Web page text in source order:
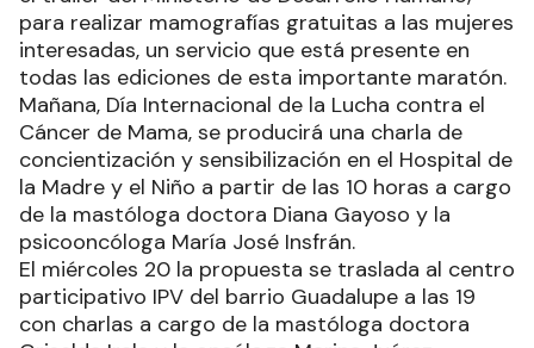
para realizar mamografías gratuitas a las mujeres
interesadas, un servicio que está presente en
todas las ediciones de esta importante maratón.
Mañana, Día Internacional de la Lucha contra el
Cáncer de Mama, se producirá una charla de
concientización y sensibilización en el Hospital de
la Madre y el Niño a partir de las 10 horas a cargo
de la mastóloga doctora Diana Gayoso y la
psicooncóloga María José Insfrán.
El miércoles 20 la propuesta se traslada al centro
participativo IPV del barrio Guadalupe a las 19
con charlas a cargo de la mastóloga doctora